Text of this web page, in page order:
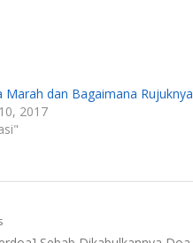
Marah dan Bagaimana Rujuknya
2017